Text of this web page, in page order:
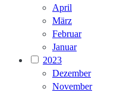
April
März
Februar
Januar
2023
Dezember
November